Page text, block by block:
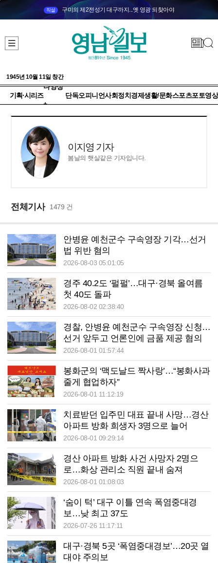
직설 구미의 제2전성기 대구까지...옛 영광 되찾아야
1945년 10월 11일 창간
기획·시리즈
다양성
+
단독오피니언사회정치 경제생활/문화스포츠포토영상
이지영 기자
봄날의 햇살같은 기자입니다.
전체기사 1479 건
안병윤 예천군수 구속영장 기각…선거
법 위반 혐의
2026-08-03 05:01:05
경주 40.2도 ‘펄펄’…대구·경북 올여름
첫 40도 돌파
2026-08-02 02:38:40
경찰, 안병윤 예천군수 구속영장 신청…
선거 앞두고 언론인에 금품 제공 혐의
2026-08-01 01:57:44
봉화군의 ‘맥도날드 짝사랑’…“봉화사과
줄게 협업하자”
2026-08-01 11:12:19
치료받던 입주민 대표 끝내 사망…경산
아파트 방화 희생자 3명으로 늘어
2026-08-01 09:29:14
경산 아파트 방화 사건 사망자 2명으
로…화상 관리소 직원 끝내 숨져
2026-08-01 01:08:03
‘숨이 턱’ 대구 이틀 연속 폭염중대경
보…낮 최고 37도
2026-07-26 11:17:11
대구·경북 5곳 ‘폭염중대경보’…20곳 열
대야 주의보